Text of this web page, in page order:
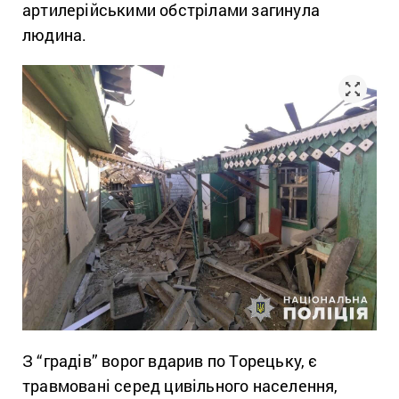
артилерійськими обстрілами загинула
людина.
З “градів” ворог вдарив по Торецьку, є
травмовані серед цивільного населення,